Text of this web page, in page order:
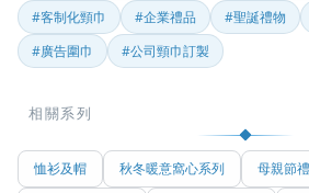
#客制化頸巾 #企業禮品 #聖誕禮物
#廣告圍巾 #公司頸巾訂製
相關系列
恤衫及帽 秋冬暖意窩心系列
母親節